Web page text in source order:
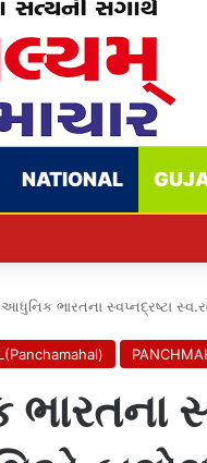
NATIONAL
આધુનિક ભારતના સ્વપ્નદ્રષ્ટા